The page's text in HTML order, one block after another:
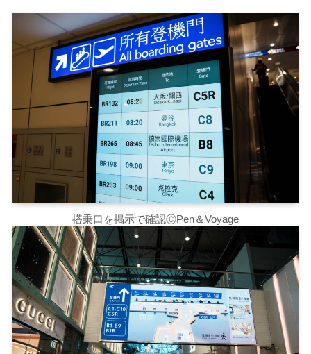
搭乗口を掲示で確認ⒸPen＆Voyage